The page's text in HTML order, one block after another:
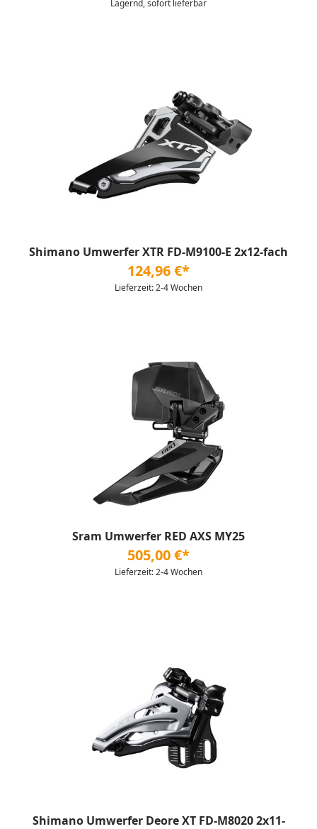
Lagernd, sofort lieferbar
Shimano Umwerfer XTR FD-M9100-E 2x12-fach
124,96 €*
Lieferzeit: 2-4 Wochen
Sram Umwerfer RED AXS MY25
505,00 €*
Lieferzeit: 2-4 Wochen
Shimano Umwerfer Deore XT FD-M8020 2x11-